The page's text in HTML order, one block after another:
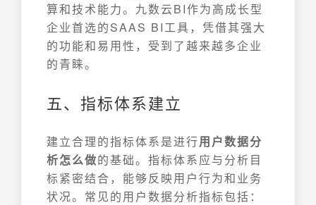
算和技术能力。九数云BI作为高成长型
企业首选的SAAS BI工具，凭借其强大
的功能和易用性，受到了越来越多企业
的青睐。
五、指标体系建立
建立合理的指标体系是进行用户数据分
析怎么做的基础。指标体系应与分析目
标紧密结合，能够反映用户行为和业务
状况。常见的用户数据分析指标包括：